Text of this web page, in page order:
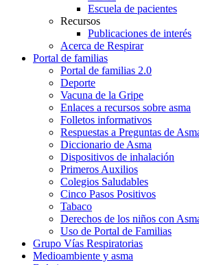
Escuela de pacientes
Recursos
Publicaciones de interés
Acerca de Respirar
Portal de familias
Portal de familias 2.0
Deporte
Vacuna de la Gripe
Enlaces a recursos sobre asma
Folletos informativos
Respuestas a Preguntas de
Diccionario de Asma
Dispositivos de inhalación
Primeros Auxilios
Colegios Saludables
Cinco Pasos Positivos
Tabaco
Derechos de los niños con
Uso de Portal de Familias
Grupo Vías Respiratorias
Medioambiente y asma